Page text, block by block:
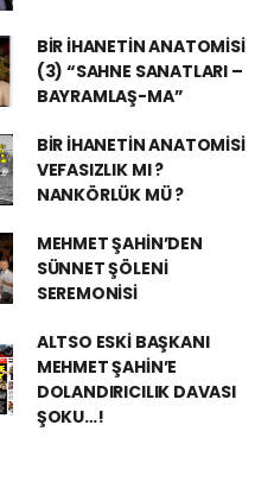
BİR İHANETİN ANATOMİSİ
(3) “SAHNE SANATLARI –
BAYRAMLAŞ-MA”
BİR İHANETİN ANATOMİSİ
VEFASIZLIK MI ?
NANKÖRLÜK MÜ ?
MEHMET ŞAHİN’DEN
SÜNNET ŞÖLENİ
SEREMONİSİ
ALTSO ESKİ BAŞKANI
MEHMET ŞAHİN’E
DOLANDIRICILIK DAVASI
ŞOKU…!